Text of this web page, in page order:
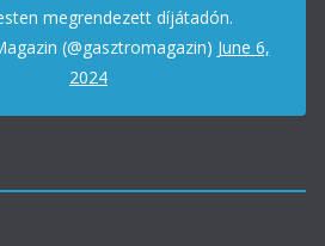
megrendezett díjátadón.
(@gasztromagazin) June 6,
2024